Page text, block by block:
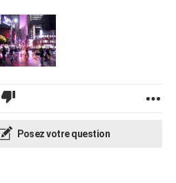
Posez votre question